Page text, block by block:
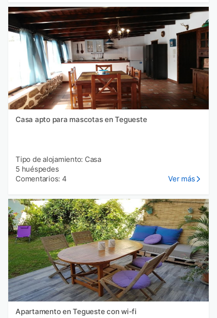
Casa apto para mascotas en Tegueste
Tipo de alojamiento: Casa
5 huéspedes
Comentarios: 4
Ver más
Apartamento en Tegueste con wi-fi